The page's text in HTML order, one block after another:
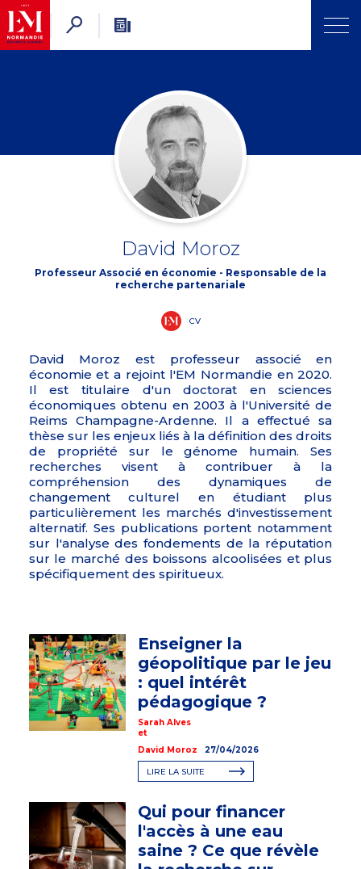
David Moroz
Professeur Associé en économie - Responsable de la
recherche partenariale
CV
David Moroz est professeur associé en
économie et a rejoint l'EM Normandie en 2020.
Il est titulaire d'un doctorat en sciences
économiques obtenu en 2003 à l'Université de
Reims Champagne-Ardenne. Il a effectué sa
thèse sur les enjeux liés à la définition des droits
de propriété sur le génome humain. Ses
recherches visent à contribuer à la
compréhension des dynamiques de
changement culturel en étudiant plus
particulièrement les marchés d'investissement
alternatif. Ses publications portent notamment
sur l'analyse des fondements de la réputation
sur le marché des boissons alcoolisées et plus
spécifiquement des spiritueux.
Enseigner la
géopolitique par le jeu
: quel intérêt
pédagogique ?
Sarah Alves
et
David Moroz
27/04/2026
LIRE LA SUITE
Qui pour financer
l'accès à une eau
saine ? Ce que révèle